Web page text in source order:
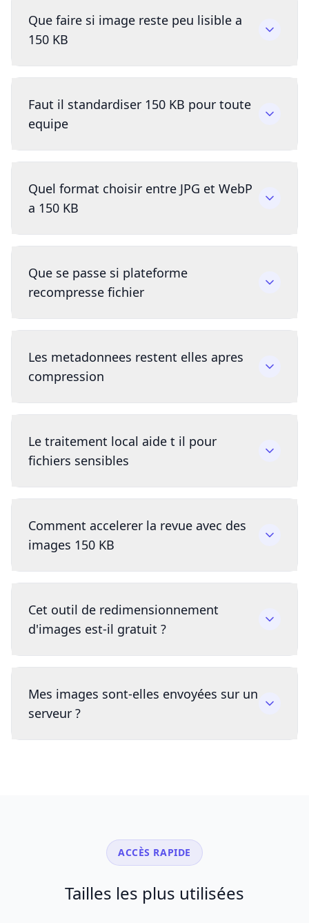
Que faire si image reste peu lisible a
150 KB
Faut il standardiser 150 KB pour toute
equipe
Quel format choisir entre JPG et WebP
a 150 KB
Que se passe si plateforme
recompresse fichier
Les metadonnees restent elles apres
compression
Le traitement local aide t il pour
fichiers sensibles
Comment accelerer la revue avec des
images 150 KB
Cet outil de redimensionnement
d'images est-il gratuit ?
Mes images sont-elles envoyées sur un
serveur ?
ACCÈS RAPIDE
Tailles les plus utilisées